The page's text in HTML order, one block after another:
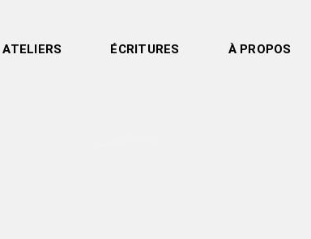
ATELIERS ÉCRITURES À PROPOS